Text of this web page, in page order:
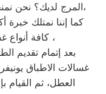
المرج لديك؟ نحن نمنحك خدمة الصيانة الفورية التي ترغب بها،
كافة أنواع غسالات الأطباق يونيفرسال المرج ،
بعد إتمام تقديم
غسالات الاطباق
العطل، ثم القيام